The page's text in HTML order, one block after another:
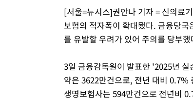
[서울=뉴시스]권안나 기자 = 신의료
보험의 적자폭이 확대됐다. 금융당
를 유발할 우려가 있어 주의를 당부했
3일 금융감독원이 발표한 '2025년
약은 3622만건으로, 전년 대비
생명보험사는 594만건으로 전년비